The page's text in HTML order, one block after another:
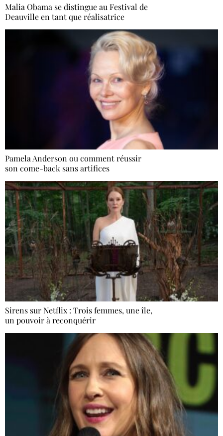
Malia Obama se distingue au Festival de
Deauville en tant que réalisatrice
Pamela Anderson ou comment réussir
son come-back sans artifices
Sirens sur Netflix : Trois femmes, une île,
un pouvoir à reconquérir